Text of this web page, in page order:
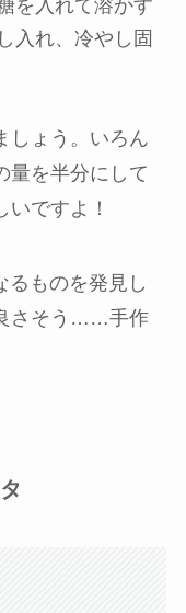
を入れて溶かす
れ、冷やし固
しょう。いろん
量を半分にして
ですよ！
るものを発見し
さそう……手作